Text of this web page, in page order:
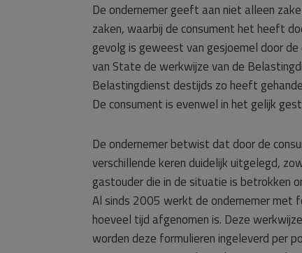
De ondernemer geeft aan niet alleen
zaken, waarbij de consument het heeft
gevolg is geweest van gesjoemel door
van State de werkwijze van de
Belastingdienst destijds zo heeft
De consument is evenwel in het gelijk
De ondernemer betwist dat door de
verschillende keren duidelijk uitgelegd,
gastouder die in de situatie is betrokken
Al sinds 2005 werkt de ondernemer met
hoeveel tijd afgenomen is. Deze
worden deze formulieren ingeleverd per